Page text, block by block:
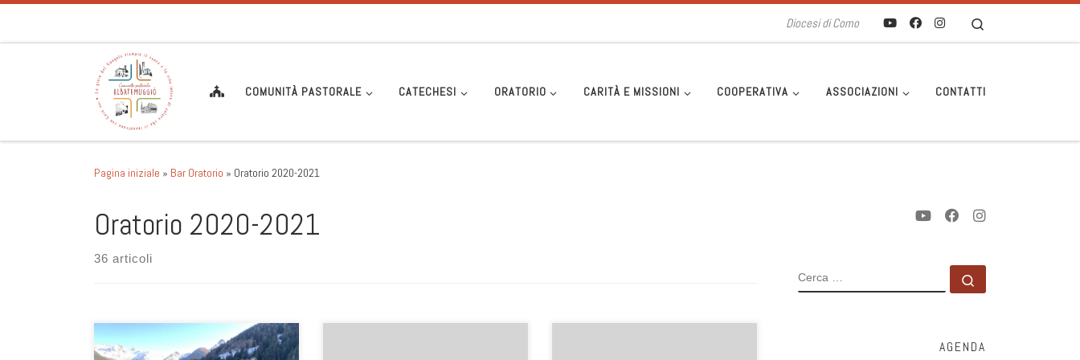
Diocesi di Como
COMUNITÀ PASTORALE CATECHESI ORATORIO CARITÀ E MISSIONI COOPERATIVA ASSOCIAZIONI CONTATTI
Pagina iniziale » Bar Oratorio » Oratorio 2020-2021
Oratorio 2020-2021
36 articoli
CERCA
AGENDA